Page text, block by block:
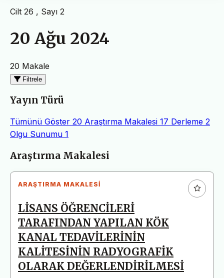
Cilt 26 , Sayı 2
20 Ağu 2024
20 Makale
Filtrele
Yayın Türü
Tümünü Göster 20 Araştırma Makalesi 17 Derleme 2
Olgu Sunumu 1
Makaleler
Araştırma Makalesi
ARAŞTIRMA MAKALESI
LİSANS ÖĞRENCİLERİ
TARAFINDAN YAPILAN KÖK
KANAL TEDAVİLERİNİN
KALİTESİNİN RADYOGRAFİK
OLARAK DEĞERLENDİRİLMESİ